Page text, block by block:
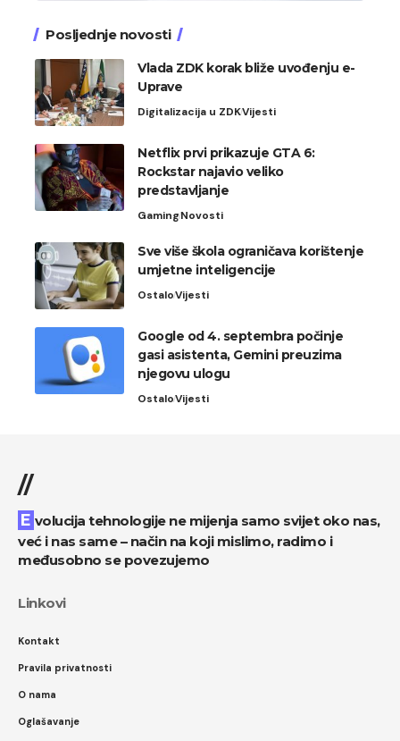
Posljednje novosti
Vlada ZDK korak bliže uvođenju e-
Uprave
Digitalizacija u ZDKVijesti
Netflix prvi prikazuje GTA 6:
Rockstar najavio veliko
predstavljanje
GamingNovosti
Sve više škola ograničava korištenje
umjetne inteligencije
OstaloVijesti
Google od 4. septembra počinje
gasi asistenta, Gemini preuzima
njegovu ulogu
OstaloVijesti
//
Evolucija tehnologije ne mijenja samo svijet oko nas,
već i nas same – način na koji mislimo, radimo i
međusobno se povezujemo
Linkovi
Kontakt
Pravila privatnosti
O nama
Oglašavanje